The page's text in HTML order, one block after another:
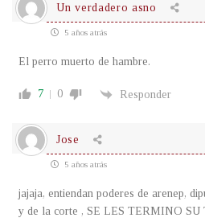
Un verdadero asno
5 años atrás
El perro muerto de hambre.
7 0 Responder
Jose
5 años atrás
jajaja, entiendan poderes de arenep,
y de la corte , SE LES TERMINO SU